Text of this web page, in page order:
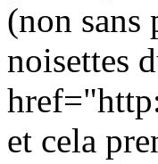
(non sans
noisettes
et cela